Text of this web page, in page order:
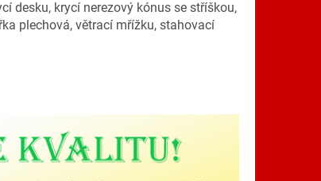
desku, krycí nerezový kónus se stříškou,
plechová, větrací mřížku, stahovací